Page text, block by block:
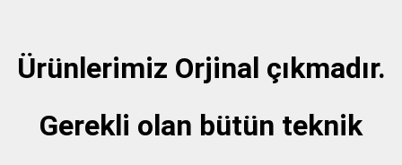
Ürünlerimiz Orjinal çıkmadır.
Gerekli olan bütün teknik